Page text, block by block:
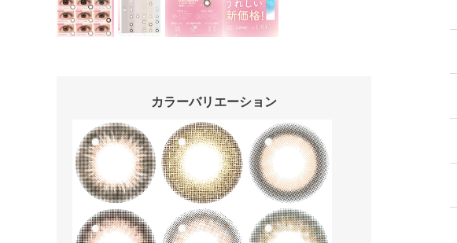
カラーバリエーション